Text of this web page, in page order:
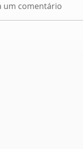
um comentário